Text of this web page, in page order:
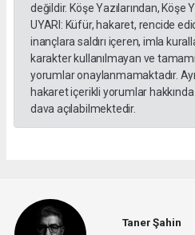
değildir. Köşe Yazılarından, Köşe
UYARI: Küfür, hakaret, rencide
inançlara saldırı içeren, imla
karakter kullanılmayan ve
yorumlar onaylanmamaktadır.
hakaret içerikli yorumlar
dava açılabilmektedir.
Taner Şahin